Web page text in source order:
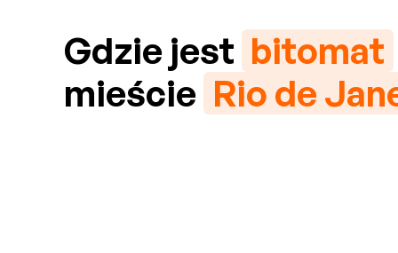
Gdzie jest bitomat
mieście Rio de